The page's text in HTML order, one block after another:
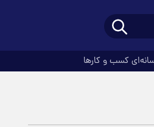
کسب و کارها